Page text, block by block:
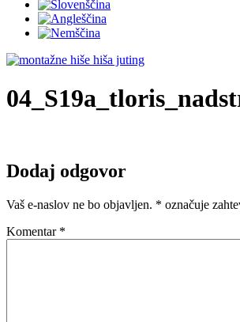
Dodaj odgovor
Vaš e-naslov ne bo objavljen. * označuje
Komentar *